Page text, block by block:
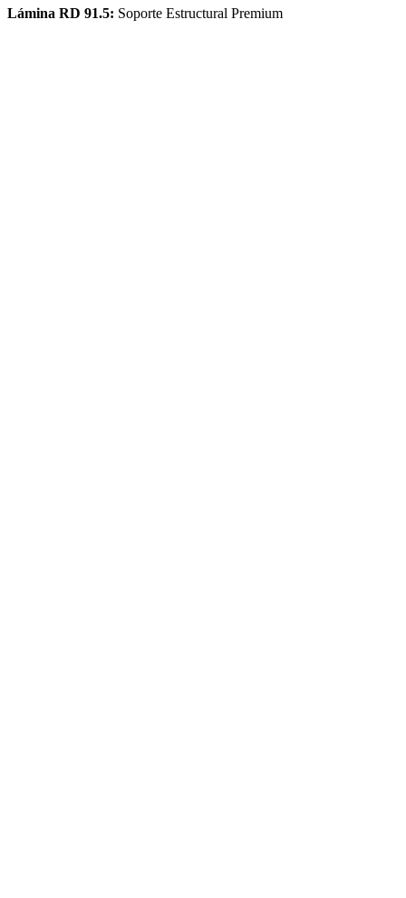
Lámina RD 91.5: Soporte Estructural Premium